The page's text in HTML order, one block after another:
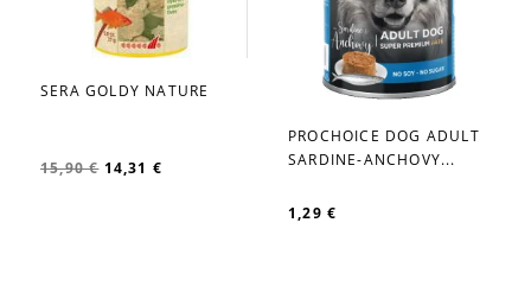
favorite_border
SERA GOLDY NATURE
15,90 € 14,31 €
favorite_border
PROCHOICE DOG ADULT
SARDINE-ANCHOVY...
1,29 €